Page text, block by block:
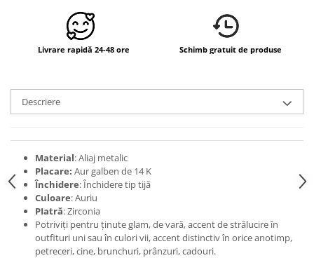
Livrare rapidă 24-48 ore Schimb gratuit de produse
Descriere
Material: Aliaj metalic
Placare: Aur galben de 14 K
Închidere: Închidere tip tijă
Culoare: Auriu
PIatră: Zirconia
Potriviți pentru ținute glam, de vară, accent de strălucire în
outfituri uni sau în culori vii, accent distinctiv în orice anotimp,
petreceri, cine, brunchuri, prânzuri, cadouri.